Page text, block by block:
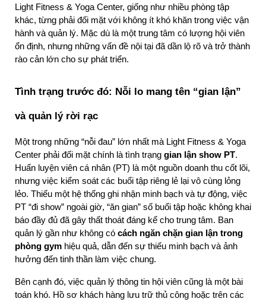
Light Fitness & Yoga Center, giống như nhiều phòng tập
khác, từng phải đối mặt với không ít khó khăn trong việc vận
hành và quản lý. Mặc dù là một trung tâm có lượng hội viên
ổn định, nhưng những vấn đề nội tại đã dần lộ rõ và trở thành
rào cản lớn cho sự phát triển.
Tình trạng trước đó: Nỗi lo mang tên “gian lận”
và quản lý rời rạc
Một trong những “nỗi đau” lớn nhất mà Light Fitness & Yoga
Center phải đối mặt chính là tình trạng gian lận show PT.
Huấn luyện viên cá nhân (PT) là một nguồn doanh thu cốt lõi,
nhưng việc kiểm soát các buổi tập riêng lẻ lại vô cùng lỏng
lẻo. Thiếu một hệ thống ghi nhận minh bạch và tự động, việc
PT “đi show” ngoài giờ, “ăn gian” số buổi tập hoặc không khai
báo đầy đủ đã gây thất thoát đáng kể cho trung tâm. Ban
quản lý gần như không có cách ngăn chặn gian lận trong
phòng gym hiệu quả, dẫn đến sự thiếu minh bạch và ảnh
hưởng đến tinh thần làm việc chung.
Bên cạnh đó, việc quản lý thông tin hội viên cũng là một bài
toán khó. Hồ sơ khách hàng lưu trữ thủ công hoặc trên các